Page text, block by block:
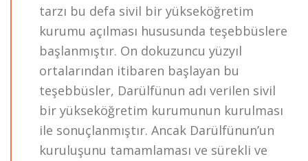
tarzı bu defa sivil bir yükseköğretim
kurumu açılması hususunda teşebbüslere
başlanmıştır. On dokuzuncu yüzyıl
ortalarından itibaren başlayan bu
teşebbüsler, Darülfünun adı verilen sivil
bir yükseköğretim kurumunun kurulması
ile sonuçlanmıştır. Ancak Darülfünun’un
kuruluşunu tamamlaması ve sürekli ve